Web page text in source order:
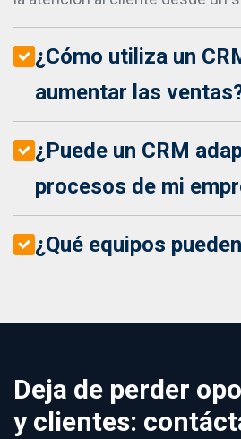
¿Cómo utiliza un
aumentar las
¿Puede un CRM
procesos de mi
¿Qué equipos
Deja de perder
y clientes: